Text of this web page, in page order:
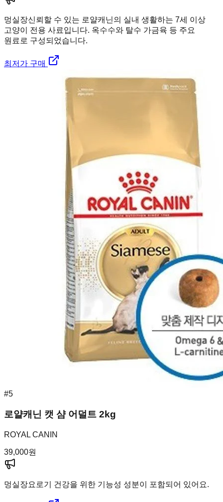
멍실장신뢰할 수 있는 로얄캐닌의 실내 생활하는 7세 이상
고양이 전용 사료입니다. 옥수수와 탈수 가금육 등 주요
원료로 구성되었습니다.
최저가 구매
#5
로얄캐닌 캣 샴 어덜트 2kg
ROYAL CANIN
39,000원
멍실장요로기 건강을 위한 기능성 성분이 포함되어 있어요.